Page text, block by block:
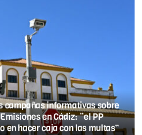
campañas informativas sobre
en Cádiz: “el PP
en hacer caja con las multas”